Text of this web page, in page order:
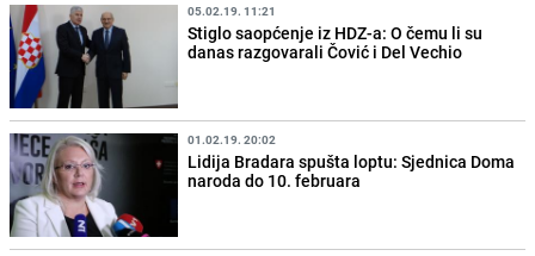
05.02.19. 11:21
Stiglo saopćenje iz HDZ-a: O čemu li su
danas razgovarali Čović i Del Vechio
01.02.19. 20:02
Lidija Bradara spušta loptu: Sjednica Doma
naroda do 10. februara